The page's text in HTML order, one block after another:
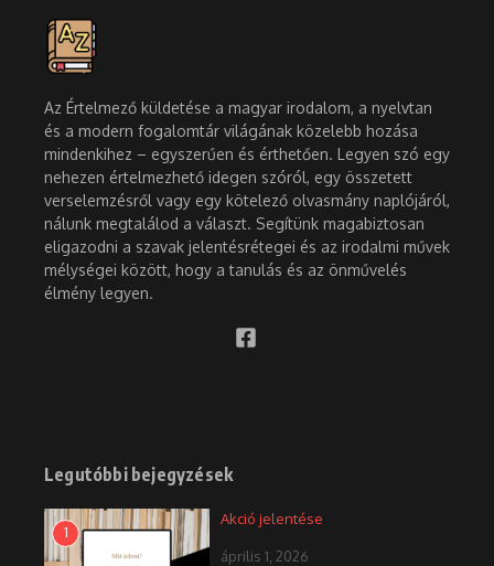
Az Értelmező küldetése a magyar irodalom, a nyelvtan
és a modern fogalomtár világának közelebb hozása
mindenkihez – egyszerűen és érthetően. Legyen szó egy
nehezen értelmezhető idegen szóról, egy összetett
verselemzésről vagy egy kötelező olvasmány naplójáról,
nálunk megtalálod a választ. Segítünk magabiztosan
eligazodni a szavak jelentésrétegei és az irodalmi művek
mélységei között, hogy a tanulás és az önművelés
élmény legyen.
Legutóbbi bejegyzések
1
Akció jelentése
április 1, 2026